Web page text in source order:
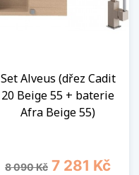
Set Alveus (dřez Cadit
20 Beige 55 + baterie
Afra Beige 55)
Běžná cena
8 090 Kč Cena
7 281 Kč